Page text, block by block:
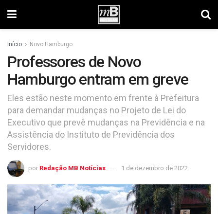
Início Novo Hamburgo
Professores de Novo
Hamburgo entram em greve
Eles estão neste momento em frente à Prefeitura
para demandar mudanças no Projeto de Lei do
Executivo que prevê mudanças na Previdência e na
Assistência do Instituto de Previdência dos
Servidores.
por Redação MB Notícias 1 de dezembro de 2022